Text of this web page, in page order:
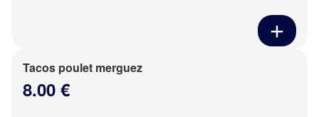
Tacos poulet merguez
8.00 €